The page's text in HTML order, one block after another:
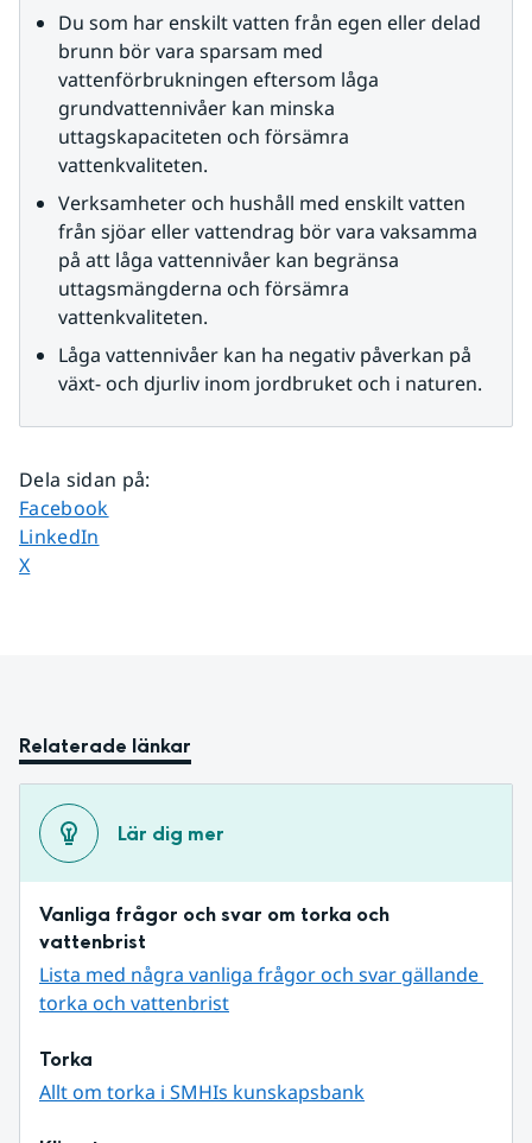
Du som har enskilt vatten från egen eller delad
brunn bör vara sparsam med
vattenförbrukningen eftersom låga
grundvattennivåer kan minska
uttagskapaciteten och försämra
vattenkvaliteten.
Verksamheter och hushåll med enskilt vatten
från sjöar eller vattendrag bör vara vaksamma
på att låga vattennivåer kan begränsa
uttagsmängderna och försämra
vattenkvaliteten.
Låga vattennivåer kan ha negativ påverkan på
växt- och djurliv inom jordbruket och i naturen.
Dela sidan på:
Dela sidan på
Facebook
Dela sidan på
LinkedIn
Dela sidan på
X
Relaterade länkar
Lär dig mer
Vanliga frågor och svar om torka och
vattenbrist
Lista med några vanliga frågor och svar gällande
torka och vattenbrist
Torka
Allt om torka i SMHIs kunskapsbank